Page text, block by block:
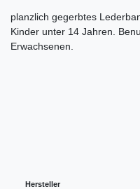
planzlich gegerbtes
Kinder unter 14 Jahren.
Erwachsenen.
Hersteller